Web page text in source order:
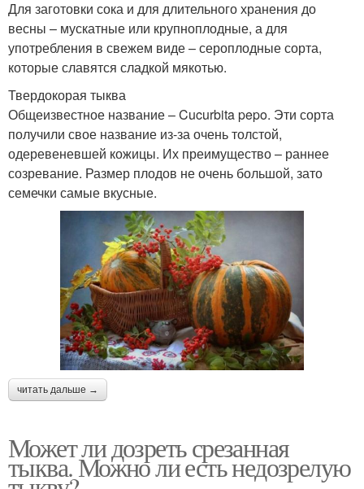
Для заготовки сока и для длительного хранения до
весны – мускатные или крупноплодные, а для
употребления в свежем виде – сероплодные сорта,
которые славятся сладкой мякотью.
Твердокорая тыква
Общеизвестное название – Cucurbita pepo. Эти сорта
получили свое название из-за очень толстой,
одеревеневшей кожицы. Их преимущество – раннее
созревание. Размер плодов не очень большой, зато
семечки самые вкусные.
читать дальше →
Может ли дозреть срезанная
тыква. Можно ли есть недозрелую